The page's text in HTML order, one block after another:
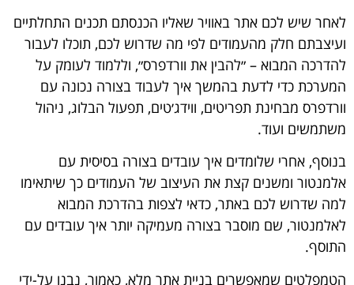
לאחר שיש לכם אתר באוויר שאליו הכנסתם תכנים התחלתיים
ועיצבתם חלק מהעמודים לפי מה שדרוש לכם, תוכלו לעבור
להדרכה המבוא – ״להבין את וורדפרס״, וללמוד לעומק על
המערכת כדי לדעת בהמשך איך לעבוד בצורה נכונה עם
וורדפרס מבחינת תפריטים, ווידג׳טים, תפעול הבלוג, ניהול
משתמשים ועוד.
בנוסף, אחרי שלומדים איך עובדים בצורה בסיסית עם
אלמנטור ומשנים קצת את העיצוב של העמודים כך שיתאימו
למה שדרוש לכם באתר, כדאי לצפות בהדרכת המבוא
לאלמנטור, שם מוסבר בצורה מעמיקה יותר איך עובדים עם
התוסף.
הטמפלטים שמאפשרים בניית אתר מלא, כאמור, נבנו על-ידי